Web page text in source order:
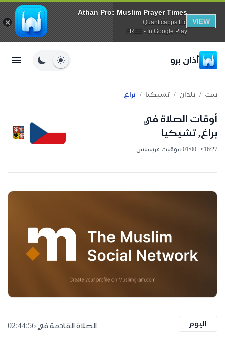
Athan Pro: Muslim Prayer Times
Quanticapps Ltd
FREE - In Google Play
VIEW
أذان برو
بيت / بلدان / تشيكيا / براغ
أوقات الصلاة في
براغ, تشيكيا
16:27 • +01:00 بتوقيت غرينيتش
اليوم الصلاة القادمة في 02:44:55